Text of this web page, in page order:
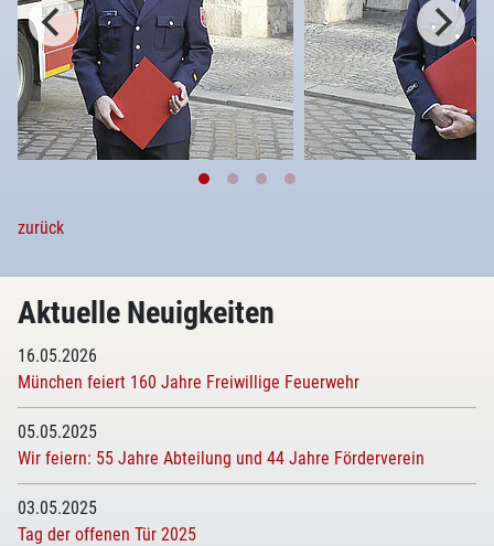
zurück
Aktuelle Neuigkeiten
16.05.2026
München feiert 160 Jahre Freiwillige Feuerwehr
05.05.2025
Wir feiern: 55 Jahre Abteilung und 44 Jahre Förderverein
03.05.2025
Tag der offenen Tür 2025